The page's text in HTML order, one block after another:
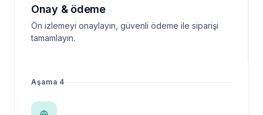
Onay & ödeme
Ön izlemeyi onaylayın, güvenli ödeme ile siparişi
tamamlayın.
Aşama 4